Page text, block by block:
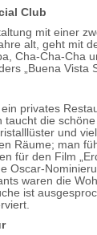
Club
mit einer
alt, geht mit
Cha-Cha-Cha
„Buena Vista
privates
taucht die
und
Räume; man
für den Film
Oscar-
waren die
ist